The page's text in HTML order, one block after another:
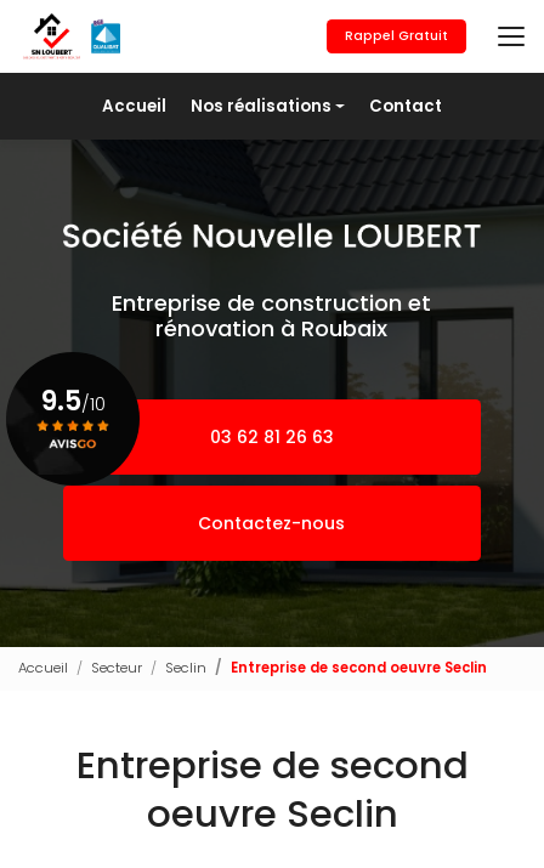
contenu
principal
Accueil Nos réalisations
Maçonnerie générale
Revêtement de sols
Placo/Isolation
Pose de fer
Contact
Rappel Gratuit
Entreprise de construction et
rénovation à Roubaix
03 62 81 26 63
Contactez-nous
9.5/10
Voir le certificat
Accueil Secteur Seclin Entreprise de second oeuvre Seclin
Entreprise de second
oeuvre Seclin